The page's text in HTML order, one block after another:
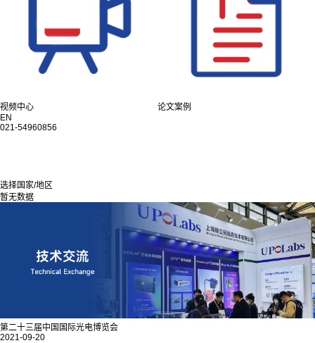
视频中心
论文案例
EN
021-54960856
选择国家/地区
暂无数据
第二十三届中国国际光电博览会
2021-09-20